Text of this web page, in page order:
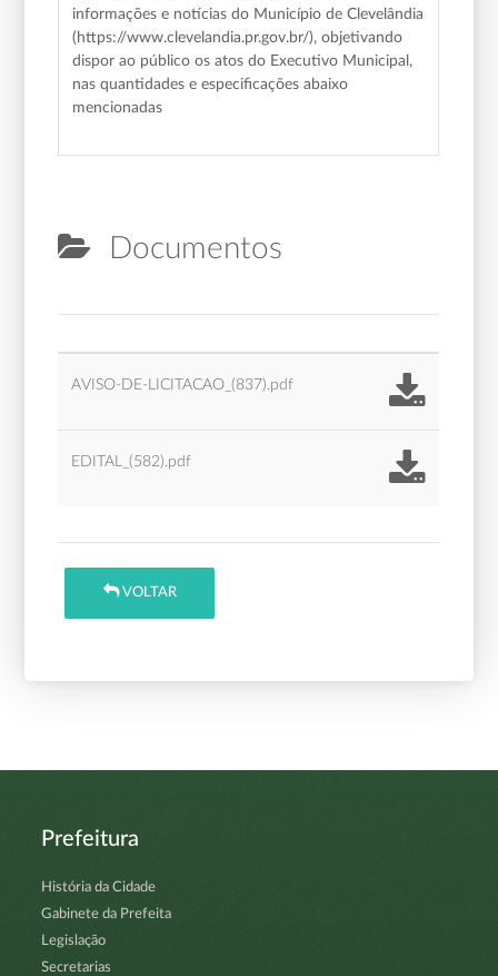
informações e notícias do Município de Clevelândia
(https://www.clevelandia.pr.gov.br/), objetivando
dispor ao público os atos do Executivo Municipal,
nas quantidades e especificações abaixo
mencionadas
Documentos
AVISO-DE-LICITACAO_(837).pdf
EDITAL_(582).pdf
VOLTAR
Prefeitura
História da Cidade
Gabinete da Prefeita
Legislação
Secretarias